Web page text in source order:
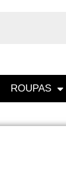
ROUPAS